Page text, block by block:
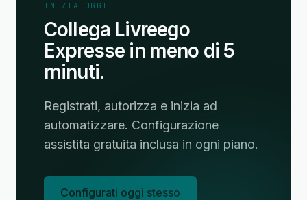
INIZIA OGGI
Collega Livreego
Expresse in meno di 5
minuti.
Registrati, autorizza e inizia ad
automatizzare. Configurazione
assistita gratuita inclusa in ogni piano.
Configurati oggi stesso